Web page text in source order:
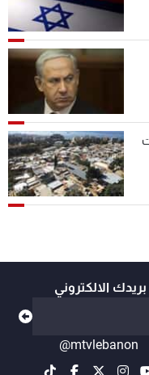
الالكتروني
@mtvlebanon